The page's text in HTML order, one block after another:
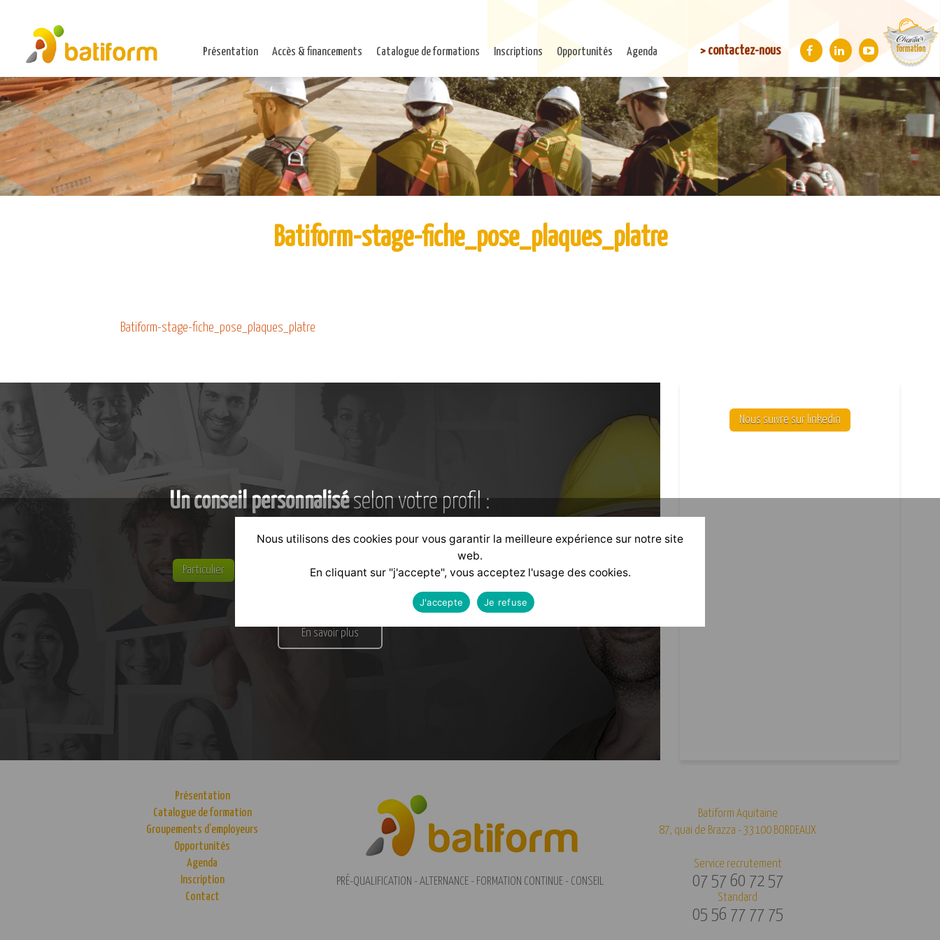
Présentation Accès & financements Catalogue de formations Inscriptions Opportunités Agenda > contactez-nous
Batiform-stage-fiche_pose_plaques_platre
Batiform-stage-fiche_pose_plaques_platre
Un conseil personnaliséselon votre profil :
Particulier Formateur Financeur
En savoir plus
Nous suivre sur linkedin
Présentation
Catalogue de formation
Groupements d’employeurs
Opportunités
Agenda
Inscription
Contact
PRÉ-QUALIFICATION - ALTERNANCE - FORMATION CONTINUE - CONSEIL
Batiform Aquitaine
87, quai de Brazza - 33100 BORDEAUX
Service recrutement
07 57 60 72 57
Standard
05 56 77 77 75
Nous utilisons des cookies pour vous garantir la meilleure expérience sur notre site
web.
En cliquant sur "j'accepte", vous acceptez l'usage des cookies.
J'accepte Je refuse